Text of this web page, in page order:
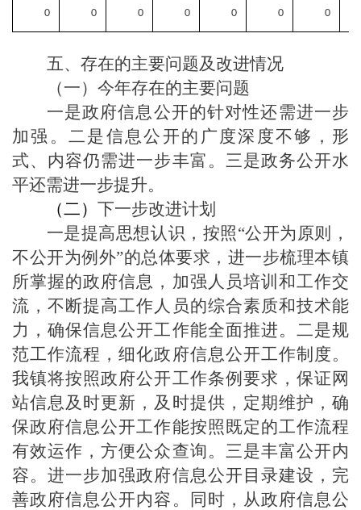
0 0 0 0 0 0 0
五、存在的主要问题及改进情况
（一） 今年存在的主要问题
一是政府信息公开的针对性还需进一步
加强。二是信息公开的 广度深度不够， 形
式、内容仍需进一步丰富。三是政务公开水
平还需进一步提升。
（二） 下一步改进计划
一是提高思想认识，按照“公开为原则，
不公开为例外”的总体要求，进一步梳理本镇
所掌握的政府信息，加强人员培训和工作交
流，不断提高工作人员的综合素质和技术能
力，确保信息公开工作能全面推进。二是规
范工作流程，细化政府信息公开工作制度。
我镇将按照政府公开工作条例要求，保证网
站信息及时更新，及时提供，定期维护，确
保政府信息公开工作能按照既定的工作流程
有效运作，方便公众查询。 三是丰富公开内
容。进一步加强政府信息公开目录建设，完
善政府信息公开内容。同时，从政府信息公